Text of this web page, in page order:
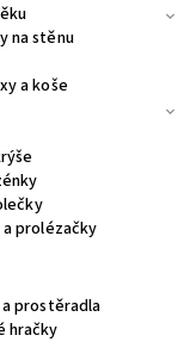
na stěnu
a koše
prolézačky
prostěradla
hračky